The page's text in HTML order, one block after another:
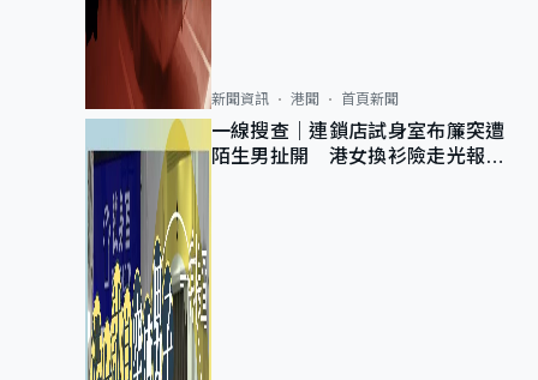
新聞資訊 港聞 首頁新聞
一線搜查｜連鎖店試身室布簾突遭
陌生男扯開 港女換衫險走光報